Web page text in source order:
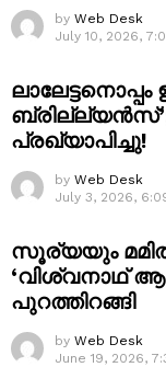
by Web Desk
July 10, 2026,
ബ്രില്ല്യൻസ്’;
പ്രഖ്യാപിച്ചു!
by Web Desk
July 3, 2026,
സൂര്യയും
‘വിശ്വനാഥ്
പുറത്തിറങ്ങി
by Web Desk
June 19, 2026,